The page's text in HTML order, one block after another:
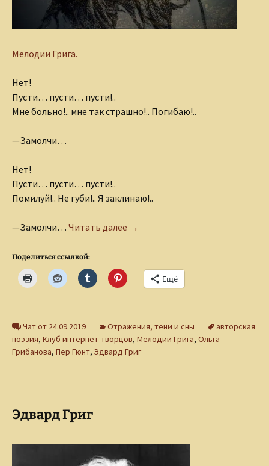
Мелодии Грига.
Нет!
Пусти… пусти… пусти!..
Мне больно!.. мне так страшно!.. Погибаю!..
—Замолчи…
Нет!
Пусти… пусти… пусти!..
Помилуй!.. Не губи!.. Я заклинаю!..
—Замолчи… Читать далее Жалоба Игрид
→
Поделиться ссылкой:
Ещё
Чат от 24.09.2019 Отражения, тени и сны
авторская
поэзия, Клуб интернет-творцов, Мелодии Грига, Ольга
Грибанова, Пер Гюнт, Эдвард Григ
Эдвард Григ